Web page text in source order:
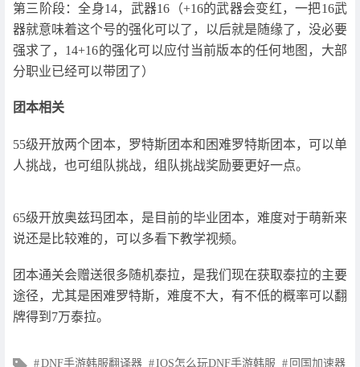
第三阶段：全身14，武器16（+16的武器会变红，一把16武
器就意味着这个号的强化可以了，以后就是随缘了，没必要
强求了，14+16的强化可以应付当前版本的任何地图，大部
分职业已经可以带团了）
团本相关
55级开放两个团本，罗特斯团本和困难罗特斯团本，可以单
人挑战，也可组队挑战，组队挑战奖励要更好一点。
65级开放奥兹玛团本，是目前的毕业团本，难度对于萌新来
说还是比较难的，可以多看下教学视频。
团本通关会赠送很多随机泰拉，是我们现在获取泰拉的主要
途径，尤其是困难罗特斯，难度不大，有不低的概率可以翻
牌得到7万泰拉。
文DNF手游韩服翻译器 IOS怎么玩DNF手游韩服
回国加速器